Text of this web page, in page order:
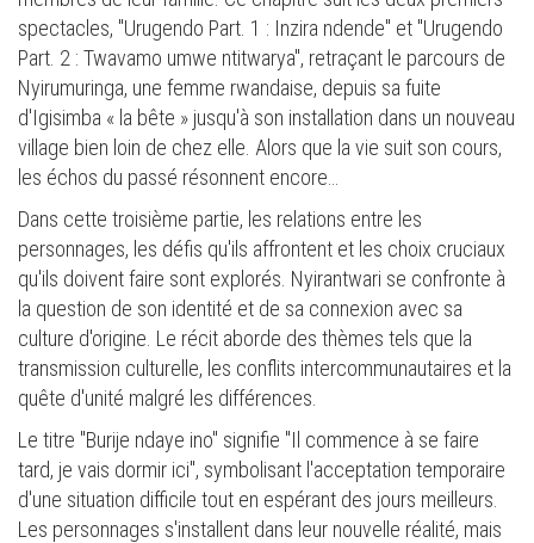
spectacles, "Urugendo Part. 1 : Inzira ndende" et "Urugendo
Part. 2 : Twavamo umwe ntitwarya", retraçant le parcours de
Nyirumuringa, une femme rwandaise, depuis sa fuite
d'Igisimba « la bête » jusqu'à son installation dans un nouveau
village bien loin de chez elle. Alors que la vie suit son cours,
les échos du passé résonnent encore…
Dans cette troisième partie, les relations entre les
personnages, les défis qu'ils affrontent et les choix cruciaux
qu'ils doivent faire sont explorés. Nyirantwari se confronte à
la question de son identité et de sa connexion avec sa
culture d'origine. Le récit aborde des thèmes tels que la
transmission culturelle, les conflits intercommunautaires et la
quête d'unité malgré les différences.
Le titre "Burije ndaye ino" signifie "Il commence à se faire
tard, je vais dormir ici", symbolisant l'acceptation temporaire
d'une situation difficile tout en espérant des jours meilleurs.
Les personnages s'installent dans leur nouvelle réalité, mais